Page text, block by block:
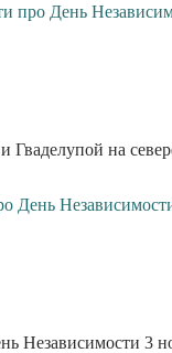
про День
на
День
Независимости 3